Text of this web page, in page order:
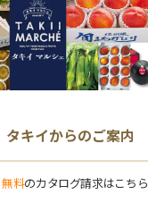
タキイからのご案内
無料のカタログ請求はこちら